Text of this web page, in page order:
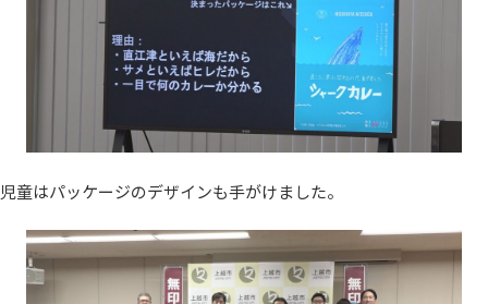
児童はパッケージのデザインも手がけました。